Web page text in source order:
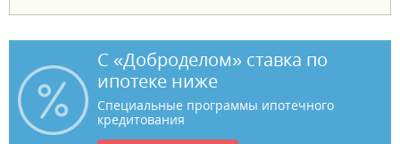
С «Доброделом» ставка по
ипотеке ниже
Специальные программы ипотечного
кредитования